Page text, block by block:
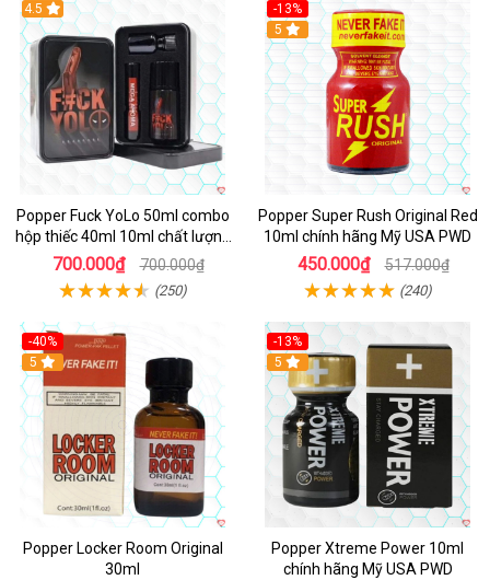
4.5
Popper Fuck YoLo 50ml combo
hộp thiếc 40ml 10ml chất lượng
tốt
700.000₫ 700.000₫
(250)
-13%
Hot
5
Popper Super Rush Original Red
10ml chính hãng Mỹ USA PWD
450.000₫ 517.000₫
(240)
-40%
5
Popper Locker Room Original
30ml
-13%
Hot
5
Popper Xtreme Power 10ml
chính hãng Mỹ USA PWD